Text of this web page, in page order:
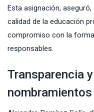
Esta asignación,
calidad de la educación
compromiso con la
responsables.
Transparencia
nombramientos